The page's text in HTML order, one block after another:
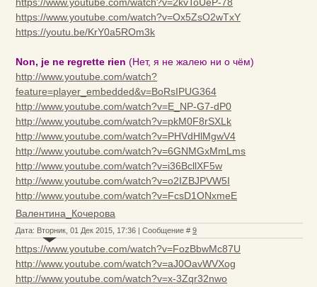
https://www.youtube.com/watch?v=Ox5ZsO2wTxY
https://youtu.be/KrY0a5ROm3k
Non, je ne regrette rien (Нет, я не жалею ни о чём)
http://www.youtube.com/watch?
feature=player_embedded&v=BoRsIPUG364
http://www.youtube.com/watch?v=E_NP-G7-dP0
http://www.youtube.com/watch?v=pkM0F8rSXLk
http://www.youtube.com/watch?v=PHVdHlMgwV4
http://www.youtube.com/watch?v=6GNMGxMmLms
http://www.youtube.com/watch?v=i36BcllXF5w
http://www.youtube.com/watch?v=o2IZBJPVW5I
http://www.youtube.com/watch?v=FcsD1ONxmeE
Валентина_Кочерова
Дата: Вторник, 01 Дек 2015, 17:36 | Сообщение # 9
https://www.youtube.com/watch?v=FozBbwMc87U
http://www.youtube.com/watch?v=aJ0OavWVXog
http://www.youtube.com/watch?v=x-3Zqr32nwo